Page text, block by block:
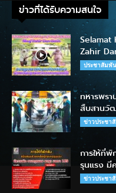
ข่าวที่ได้รับความสนใจ
Selamat
Zahir
ประชาสัมพั
ทหารพร
สืบสานวั
ข่าวประชา
การให้ที่
รุนแรง มี
ข่าวประชา